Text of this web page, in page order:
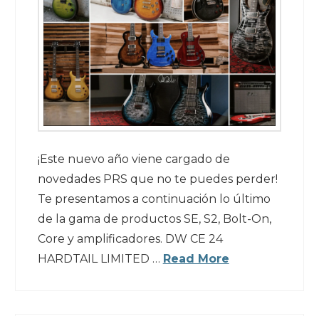
¡Este nuevo año viene cargado de
novedades PRS que no te puedes perder!
Te presentamos a continuación lo último
de la gama de productos SE, S2, Bolt-On,
Core y amplificadores. DW CE 24
HARDTAIL LIMITED … Read More